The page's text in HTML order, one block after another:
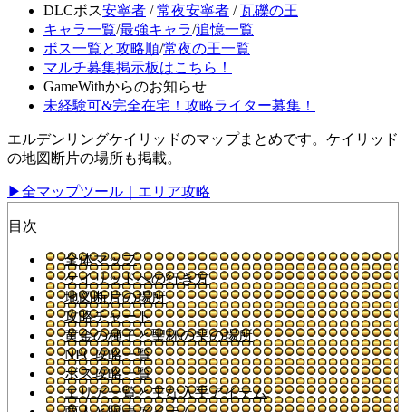
DLCボス安寧者 /常夜安寧者 /瓦礫の王
キャラ一覧/最強キャラ/追憶一覧
ボス一覧と攻略順/常夜の王一覧
マルチ募集掲示板はこちら！
GameWithからのお知らせ
未経験可&完全在宅！攻略ライター募集！
エルデンリングケイリッドのマップまとめです。ケイリッド
の地図断片の場所も掲載。
▶全マップツール｜エリア攻略
目次
全体マップ
ケイリッドへの行き方
地図断片の場所
攻略チャート
黄金の種子と聖杯の雫の場所
NPC攻略一覧
ボス攻略一覧
エリア一覧と主な入手アイテム